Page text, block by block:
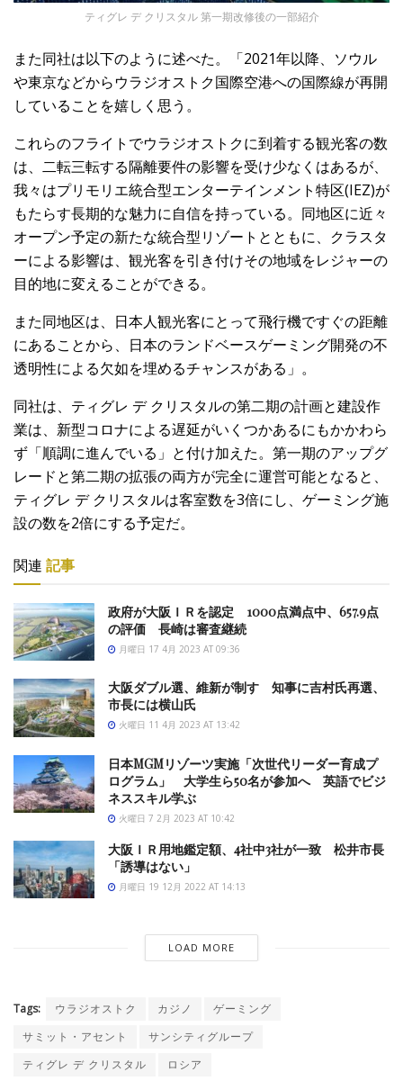
ティグレ デ クリスタル 第一期改修後の一部紹介
また同社は以下のように述べた。「2021年以降、ソウル
や東京などからウラジオストク国際空港への国際線が再開
していることを嬉しく思う。
これらのフライトでウラジオストクに到着する観光客の数
は、二転三転する隔離要件の影響を受け少なくはあるが、
我々はプリモリエ統合型エンターテインメント特区(IEZ)が
もたらす長期的な魅力に自信を持っている。同地区に近々
オープン予定の新たな統合型リゾートとともに、クラスタ
ーによる影響は、観光客を引き付けその地域をレジャーの
目的地に変えることができる。
また同地区は、日本人観光客にとって飛行機ですぐの距離
にあることから、日本のランドベースゲーミング開発の不
透明性による欠如を埋めるチャンスがある」。
同社は、ティグレ デ クリスタルの第二期の計画と建設作
業は、新型コロナによる遅延がいくつかあるにもかかわら
ず「順調に進んでいる」と付け加えた。第一期のアップグ
レードと第二期の拡張の両方が完全に運営可能となると、
ティグレ デ クリスタルは客室数を3倍にし、ゲーミング施
設の数を2倍にする予定だ。
関連 記事
政府が大阪ＩＲを認定 1000点満点中、657.9点
の評価 長崎は審査継続
月曜日 17 4月 2023 AT 09:36
大阪ダブル選、維新が制す 知事に吉村氏再選、
市長には横山氏
火曜日 11 4月 2023 AT 13:42
日本MGMリゾーツ実施「次世代リーダー育成プ
ログラム」 大学生ら50名が参加へ 英語でビジ
ネススキル学ぶ
火曜日 7 2月 2023 AT 10:42
大阪ＩＲ用地鑑定額、4社中3社が一致 松井市長
「誘導はない」
月曜日 19 12月 2022 AT 14:13
LOAD MORE
Tags: ウラジオストク カジノ
ゲーミング
サミット・アセント
サンシティグループ
ティグレ デ クリスタル
ロシア